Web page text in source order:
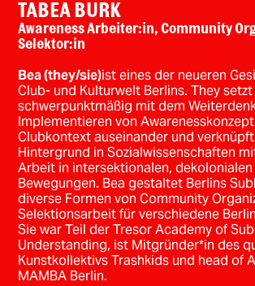
TABEA BURK
Awareness Arbeiter:in, Community
Selektor:in
Bea (they/sie)ist eines der neueren
Club- und Kulturwelt Berlins. They
schwerpunktmäßig mit dem
Implementieren von
Clubkontext auseinander und
Hintergrund in Sozialwissenschaften
Arbeit in intersektionalen, dekolonialen
Bewegungen. Bea gestaltet Berlins
diverse Formen von Community
Selektionsarbeit für verschiedene
Sie war Teil der Tresor Academy of
Understanding, ist Mitgründer*in des
Kunstkollektivs Trashkids und head of
MAMBA Berlin.